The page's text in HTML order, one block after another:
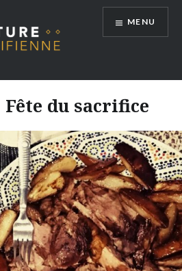
MENU
Fête du sacrifice